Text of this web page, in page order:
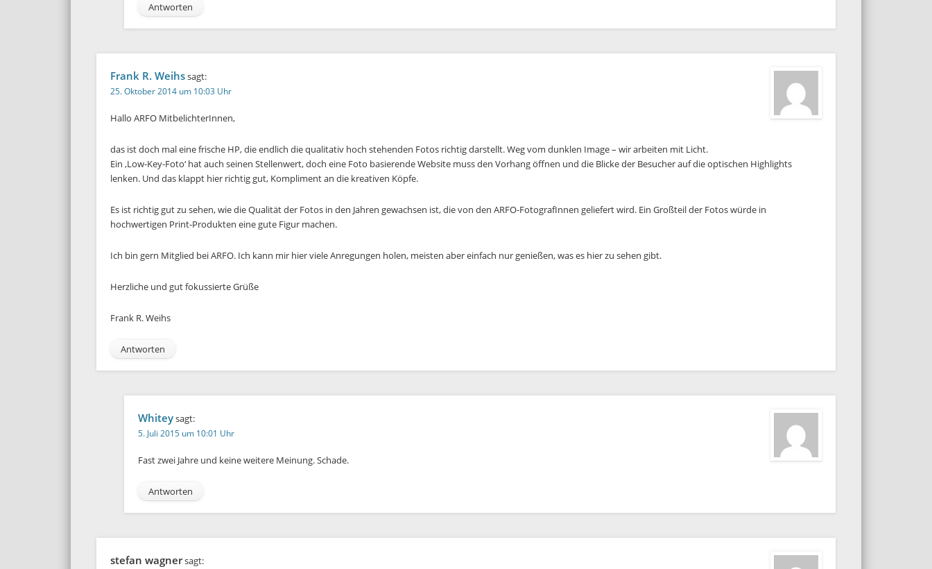
Antworten
Frank R. Weihssagt:
25. Oktober 2014 um 10:03 Uhr
Hallo ARFO MitbelichterInnen,
das ist doch mal eine frische HP, die endlich die qualitativ hoch stehenden Fotos richtig darstellt. Weg vom dunklen Image – wir arbeiten mit Licht.
Ein ‚Low-Key-Foto‘ hat auch seinen Stellenwert, doch eine Foto basierende Website muss den Vorhang öffnen und die Blicke der Besucher auf die optischen Highlights
lenken. Und das klappt hier richtig gut, Kompliment an die kreativen Köpfe.
Es ist richtig gut zu sehen, wie die Qualität der Fotos in den Jahren gewachsen ist, die von den ARFO-FotografInnen geliefert wird. Ein Großteil der Fotos würde in
hochwertigen Print-Produkten eine gute Figur machen.
Ich bin gern Mitglied bei ARFO. Ich kann mir hier viele Anregungen holen, meisten aber einfach nur genießen, was es hier zu sehen gibt.
Herzliche und gut fokussierte Grüße
Frank R. Weihs
Antworten
Whiteysagt:
5. Juli 2015 um 10:01 Uhr
Fast zwei Jahre und keine weitere Meinung. Schade.
Antworten
stefan wagnersagt: